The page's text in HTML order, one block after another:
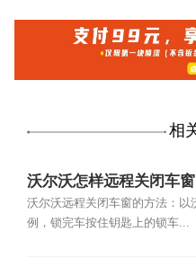
相
沃尔沃怎样远程关闭车窗
沃尔沃远程关闭车窗的方法：以
例，锁完车按住钥匙上的锁车...